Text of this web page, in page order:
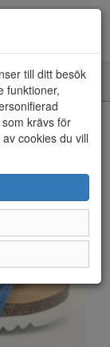
till ditt besök
funktioner,
krävs för
cookies du vill